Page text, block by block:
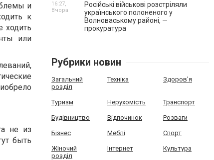
и
к
ходить
или
не из
быть
Російські військові розстріляли
українського полоненого у
Волноваському районі, —
прокуратура
16:27,
Вчора
Рубрики новин
Загальний
розділ
Техніка Здоров'я
Туризм Нерухомість Транспорт
Будівництво Відпочинок Розваги
Бізнес Меблі Спорт
Жіночий
розділ
Інтернет Культура